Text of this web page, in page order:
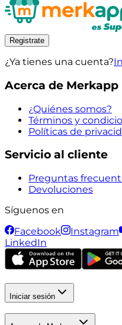
Registrate
¿Ya tienes una cuenta?
Acerca de Merkapp
¿Quiénes somos?
Términos y
Políticas de
Servicio al cliente
Preguntas
Devoluciones
Síguenos en
Facebook
Instagram
LinkedIn
Iniciar sesión